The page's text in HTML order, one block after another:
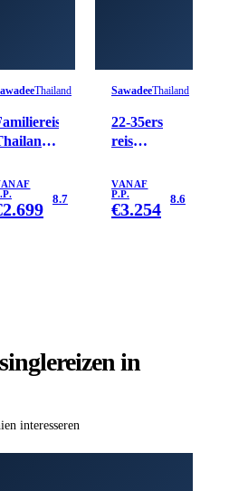
Thailand
2.699 8.7
SawadeeThailand
22-35ers
reis
VANAF
P.P.
€3.254 8.6
in
interesseren